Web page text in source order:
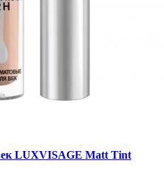
LUXVISAGE Matt Tint